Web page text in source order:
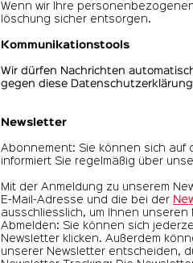
Wenn wir Ihre
löschung sicher entsorgen.
Kommunikationstools
Wir dürfen Nachrichten
gegen diese
Newsletter
Abonnement: Sie können sich auf
informiert Sie regelmäßig über
Mit der Anmeldung zu unserem
E-Mail-Adresse und die bei der
ausschliesslich, um Ihnen unseren
Abmelden: Sie können sich
Newsletter klicken. Außerdem
unserer Newsletter entscheiden,